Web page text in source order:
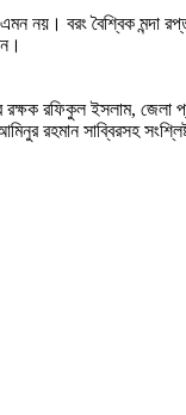
নয়। বরং বৈশ্বিক মন্দা
রক্ষক রফিকুল ইসলাম,
রহমান সাব্বিরসহ